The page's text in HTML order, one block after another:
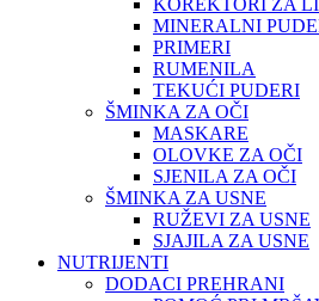
KOREKTORI ZA
MINERALNI
PRIMERI
RUMENILA
TEKUĆI PUDERI
ŠMINKA ZA OČI
MASKARE
OLOVKE ZA OČI
SJENILA ZA OČI
ŠMINKA ZA USNE
RUŽEVI ZA USNE
SJAJILA ZA USNE
NUTRIJENTI
DODACI PREHRANI